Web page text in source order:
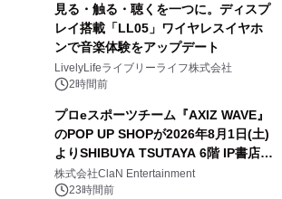
見る・触る・聴くを一つに。ディスプ
レイ搭載「LL05」ワイヤレスイヤホ
ンで音楽体験をアップデート
LivelyLifeライブリーライフ株式会社
2時間前
プロeスポーツチーム『AXIZ WAVE』
のPOP UP SHOPが2026年8月1日(土)
よりSHIBUYA TSUTAYA 6階 IP書店で
開催決定！！
株式会社ClaN Entertainment
23時間前